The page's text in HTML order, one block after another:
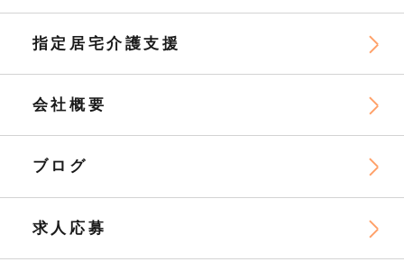
指定居宅介護支援
会社概要
ブログ
求人応募